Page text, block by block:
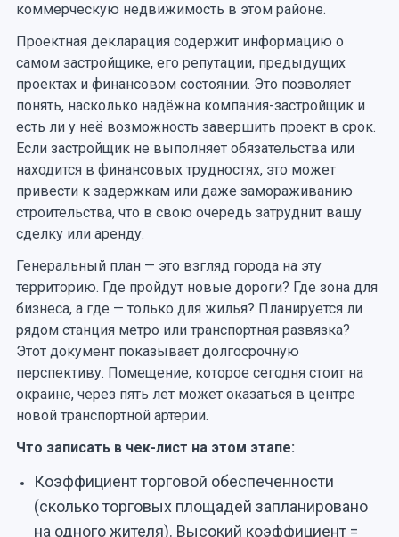
коммерческую недвижимость в этом районе.
Проектная декларация содержит информацию о
самом застройщике, его репутации, предыдущих
проектах и финансовом состоянии. Это позволяет
понять, насколько надёжна компания-застройщик и
есть ли у неё возможность завершить проект в срок.
Если застройщик не выполняет обязательства или
находится в финансовых трудностях, это может
привести к задержкам или даже замораживанию
строительства, что в свою очередь затруднит вашу
сделку или аренду.
Генеральный план — это взгляд города на эту
территорию. Где пройдут новые дороги? Где зона для
бизнеса, а где — только для жилья? Планируется ли
рядом станция метро или транспортная развязка?
Этот документ показывает долгосрочную
перспективу. Помещение, которое сегодня стоит на
окраине, через пять лет может оказаться в центре
новой транспортной артерии.
Что записать в чек-лист на этом этапе:
Коэффициент торговой обеспеченности
(сколько торговых площадей запланировано
на одного жителя). Высокий коэффициент =